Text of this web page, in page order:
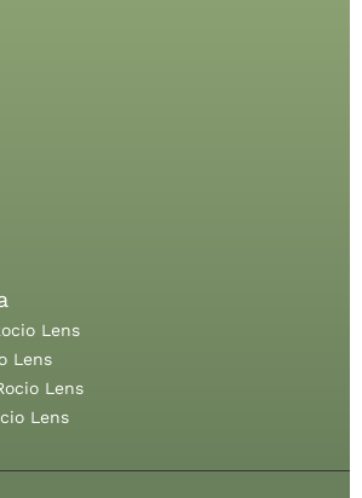
Lens
Lens
Lens
Lens